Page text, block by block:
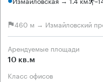
460 м → Измайловский
Арендуемые площади
10 кв.м
Класс офисов